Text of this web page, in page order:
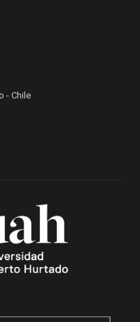
- Chile